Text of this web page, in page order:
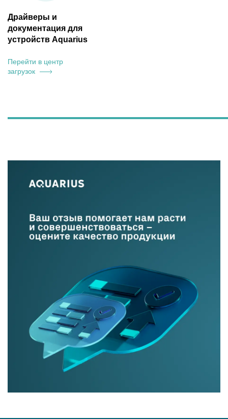
Драйверы и
документация для
устройств Aquarius
Перейти в центр
загрузок